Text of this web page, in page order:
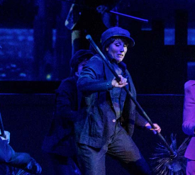
ENNEN VIERAILUA
Tekstitys
Yleisötyö
Ruoka & juoma
Usein kysytyt kysymykset
Saavutettavuus